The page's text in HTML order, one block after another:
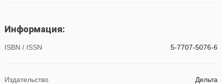
Информация:
ISBN / ISSN 5-7707-5076-6
Издательство Дельта